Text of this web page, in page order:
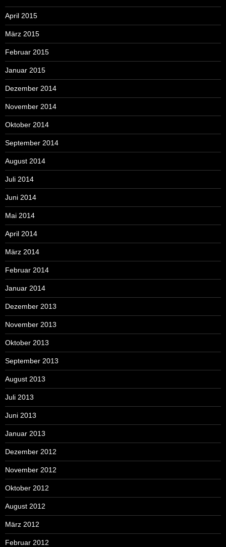
April 2015
März 2015
Februar 2015
Januar 2015
Dezember 2014
November 2014
Oktober 2014
September 2014
August 2014
Juli 2014
Juni 2014
Mai 2014
April 2014
März 2014
Februar 2014
Januar 2014
Dezember 2013
November 2013
Oktober 2013
September 2013
August 2013
Juli 2013
Juni 2013
Januar 2013
Dezember 2012
November 2012
Oktober 2012
August 2012
März 2012
Februar 2012